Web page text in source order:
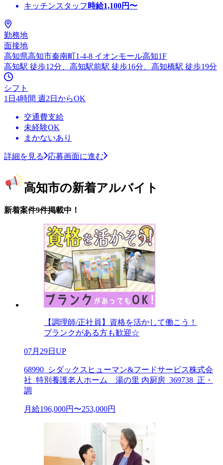
キッチンスタッフ 時給1,100円〜
勤務地
面接地
高知県高知市秦南町1-4-8 イオンモール高知1F
高知駅 徒歩12分、高知駅前駅 徒歩16分、高知橋駅 徒歩19分
シフト
1日4時間 週2日からOK
交通費支給
未経験OK
まかないあり
詳細を見る 応募画面に進む
高知市の新着アルバイト
新着案件9件掲載中！
【調理師/正社員】資格を活かして働こう！
ブランクがある方も歓迎☆
07月29日UP
68990_シダックスヒューマン&フードサービス株式会
社_特別養護老人ホーム 湯の里 内厨房_369738_正・
調
月給196,000円〜253,000円